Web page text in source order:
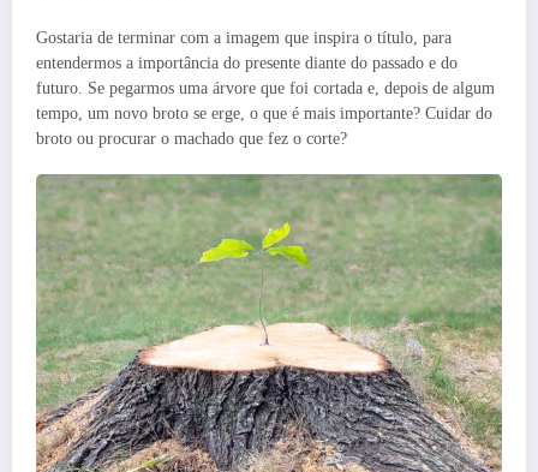
Gostaria de terminar com a imagem que inspira o título, para
entendermos a importância do presente diante do passado e do
futuro. Se pegarmos uma árvore que foi cortada e, depois de algum
tempo, um novo broto se erge, o que é mais importante? Cuidar do
broto ou procurar o machado que fez o corte?